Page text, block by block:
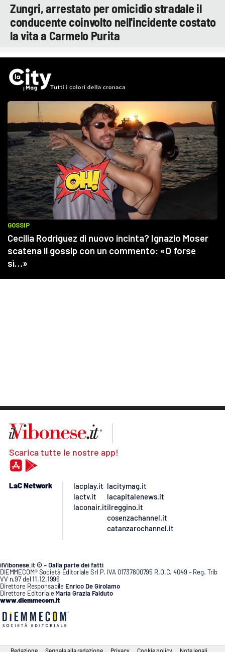
Zungri, arrestato per omicidio stradale il
conducente coinvolto nell'incidente costato
la vita a Carmelo Purita
Scarica tutte le nostre app!
LaC Network
lacplay.it
lactv.it
laconair.it
lacitymag.it
lacapitalenews.it
ilreggino.it
cosenzachannel.it
catanzarochannel.it
ilVibonese.it © – Dalla parte dei fatti
DIEMMECOM® Società Editoriale Srl P. IVA 01737800795 R.O.C. 4049 – Reg. Trib
VV n.97 del 11.12.1996
Direttore Responsabile Enrico De Girolamo
Direttore Editoriale Maria Grazia Falduto
www.diemmecom.it
Redazione Segnala alla redazione Privacy Cookie policy Note legali